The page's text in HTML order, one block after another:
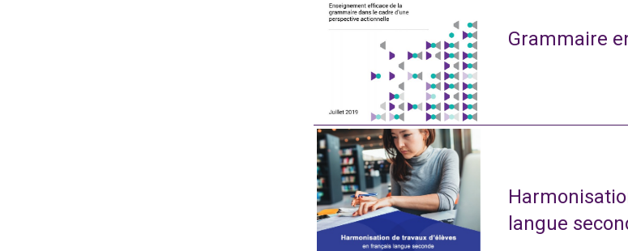
Grammaire
langue